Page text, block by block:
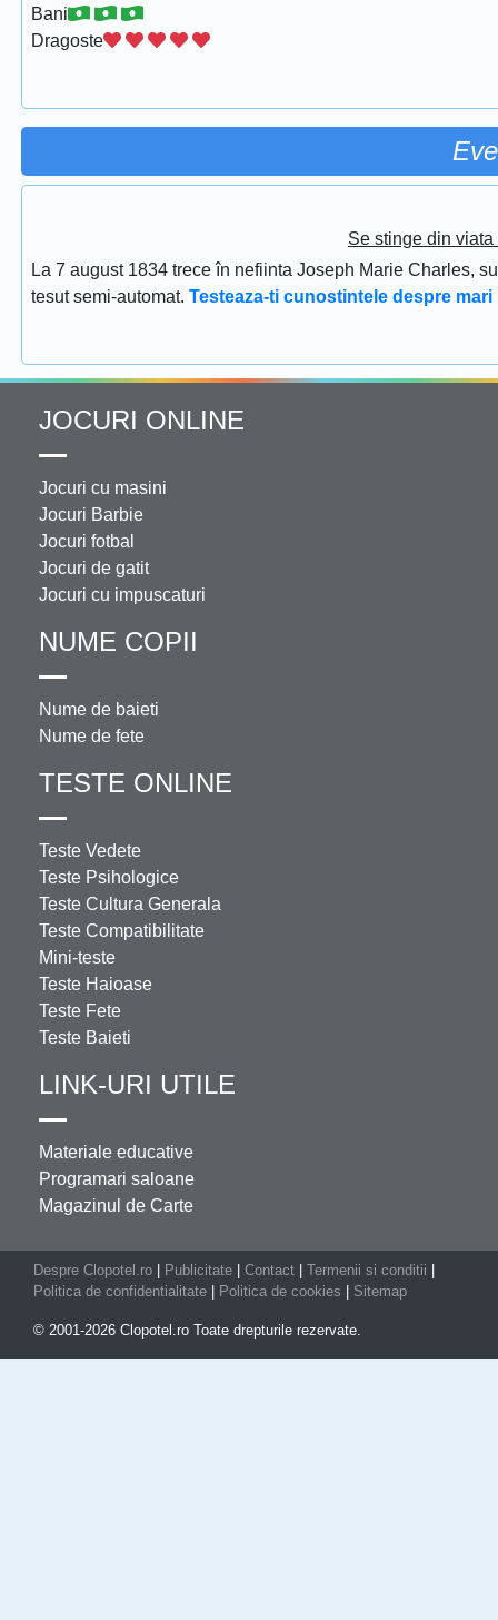
Bani
Dragoste
Se stinge din
La 7 august 1834 trece în nefiinta Joseph Marie Charles,
tesut semi-automat. Testeaza-ti cunostintele despre
JOCURI ONLINE
Jocuri cu masini
Jocuri Barbie
Jocuri fotbal
Jocuri de gatit
Jocuri cu impuscaturi
NUME COPII
Nume de baieti
Nume de fete
TESTE ONLINE
Teste Vedete
Teste Psihologice
Teste Cultura Generala
Teste Compatibilitate
Mini-teste
Teste Haioase
Teste Fete
Teste Baieti
LINK-URI UTILE
Materiale educative
Programari saloane
Magazinul de Carte
Despre Clopotel.ro Publicitate Contact Termenii si conditii
Politica de confidentialitate
Politica de cookies Sitemap
© 2001-2026 Clopotel.ro Toate drepturile rezervate.